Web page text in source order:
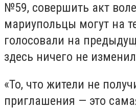
№59, совершить акт
мариупольцы могут на
голосовали на
здесь ничего не
«То, что жители не
приглашения — это